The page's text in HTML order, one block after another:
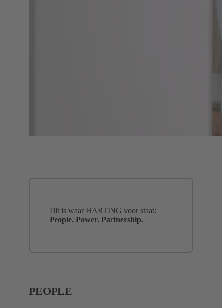
Dit is waar HARTING voor staat:
People. Power. Partnership.
PEOPLE